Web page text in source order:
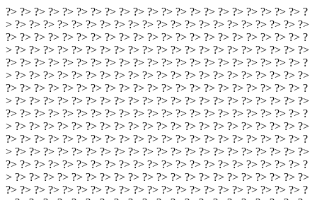
?> ?> ?> ?> ?> ?> ?> ?> ?> ?> ?> ?> ?> ?> ?> ?> ?> ?> ?> ?> ?> ?
> ?> ?> ?> ?> ?> ?> ?> ?> ?> ?> ?> ?> ?> ?> ?> ?> ?> ?> ?> ?> ?>
?> ?> ?> ?> ?> ?> ?> ?> ?> ?> ?> ?> ?> ?> ?> ?> ?> ?> ?> ?> ?> ?
> ?> ?> ?> ?> ?> ?> ?> ?> ?> ?> ?> ?> ?> ?> ?> ?> ?> ?> ?> ?> ?>
?> ?> ?> ?> ?> ?> ?> ?> ?> ?> ?> ?> ?> ?> ?> ?> ?> ?> ?> ?> ?> ?
> ?> ?> ?> ?> ?> ?> ?> ?> ?> ?> ?> ?> ?> ?> ?> ?> ?> ?> ?> ?> ?>
?> ?> ?> ?> ?> ?> ?> ?> ?> ?> ?> ?> ?> ?> ?> ?> ?> ?> ?> ?> ?> ?
> ?> ?> ?> ?> ?> ?> ?> ?> ?> ?> ?> ?> ?> ?> ?> ?> ?> ?> ?> ?> ?>
?> ?> ?> ?> ?> ?> ?> ?> ?> ?> ?> ?> ?> ?> ?> ?> ?> ?> ?> ?> ?> ?
> ?> ?> ?> ?> ?> ?> ?> ?> ?> ?> ?> ?> ?> ?> ?> ?> ?> ?> ?> ?> ?>
?> ?> ?> ?> ?> ?> ?> ?> ?> ?> ?> ?> ?> ?> ?> ?> ?> ?> ?> ?> ?> ?
> ?> ?> ?> ?> ?> ?> ?> ?> ?> ?> ?> ?> ?> ?> ?> ?> ?> ?> ?> ?> ?>
?> ?> ?> ?> ?> ?> ?> ?> ?> ?> ?> ?> ?> ?> ?> ?> ?> ?> ?> ?> ?> ?
> ?> ?> ?> ?> ?> ?> ?> ?> ?> ?> ?> ?> ?> ?> ?> ?> ?> ?> ?> ?> ?>
?> ?> ?> ?> ?> ?> ?> ?> ?> ?> ?> ?> ?> ?> ?> ?> ?> ?> ?> ?> ?> ?